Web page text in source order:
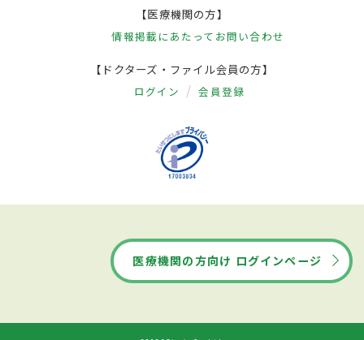
【医療機関の方】
情報掲載にあたって お問い合わせ
【ドクターズ・ファイル会員の方】
ログイン 会員登録
医療機関の方向け ログインページ